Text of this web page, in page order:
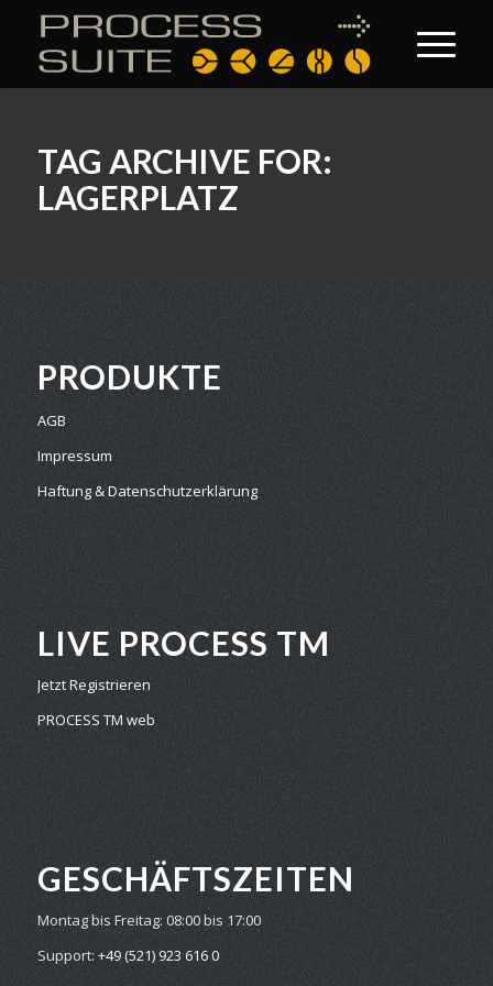
TAG ARCHIVE FOR:
LAGERPLATZ
PRODUKTE
AGB
Impressum
Haftung & Datenschutzerklärung
LIVE PROCESS TM
Jetzt Registrieren
PROCESS TM web
GESCHÄFTS­ZEITEN
Montag bis Freitag: 08:00 bis 17:00
Support: +49 (521) 923 616 0